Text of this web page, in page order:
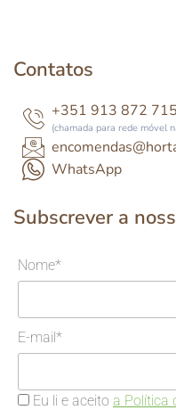
Contatos
+351 913 872 715
(chamada para rede móvel
WhatsApp
Subscrever a
Nome*
E-mail*
Eu li e aceito a Política